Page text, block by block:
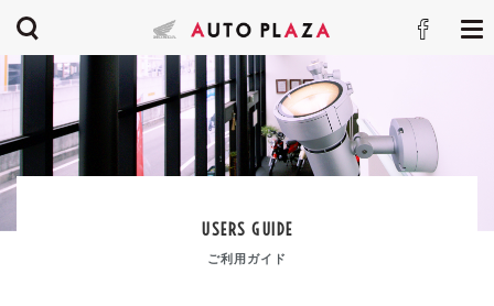
USERS GUIDE
ご利用ガイド